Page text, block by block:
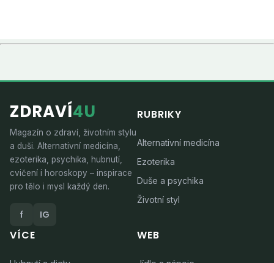
ZDRAVÍ4U
Magazín o zdraví, životním stylu
a duši. Alternativní medicína,
ezoterika, psychika, hubnutí,
cvičení i horoskopy – inspirace
pro tělo i mysl každý den.
f IG
RUBRIKY
Alternativní medicína
Ezoterika
Duše a psychika
Životní styl
VÍCE WEB